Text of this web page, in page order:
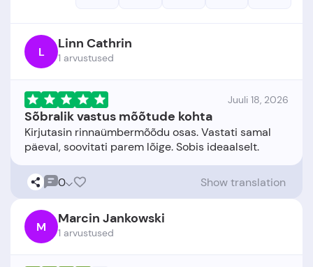
L Linn Cathrin
1 arvustused
Juuli 18, 2026
Sõbralik vastus mõõtude kohta
Kirjutasin rinnaümbermõõdu osas. Vastati samal
0 Show translation
M Marcin Jankowski
1 arvustused